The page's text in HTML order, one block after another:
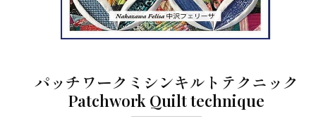
パッチワークミシンキルトテクニック
Patchwork Quilt technique